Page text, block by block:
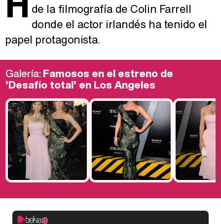
de la filmografía de Colin Farrell
donde el actor irlandés ha tenido el
papel protagonista.
Galería:Famosos en el estreno de
'Desafío total' en Los Angeles